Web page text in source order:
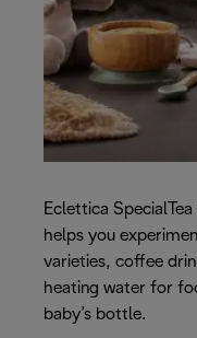
Eclettica
helps you
varieties, coffee
heating water for
baby’s bottle.